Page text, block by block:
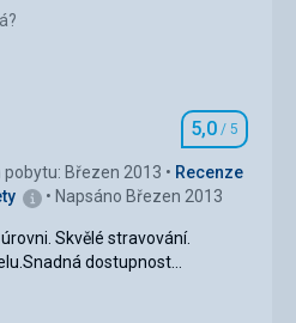
4,0/ 5
4,0
Hodnocení
5,0 / 5
pobytu: Březen 2013
Recenze
Napsáno Březen 2013
Skvělé stravování.
dostupnost
Skvělé stravování.